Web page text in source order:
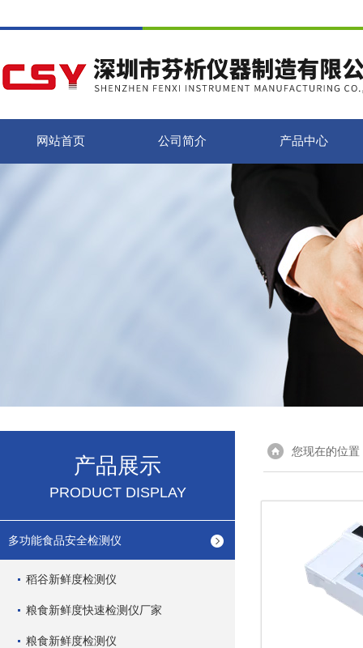
网站首页 公司简介 产品中心
产品展示
PRODUCT DISPLAY
多功能食品安全检测仪
稻谷新鲜度检测仪
粮食新鲜度快速检测仪厂家
粮食新鲜度检测仪
您现在的位置